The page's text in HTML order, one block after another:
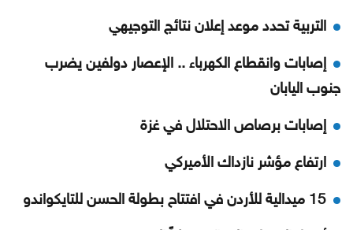
التربية تحدد موعد إعلان نتائج التوجيهي
إصابات وانقطاع الكهرباء .. الإعصار دولفين يضرب
جنوب اليابان
إصابات برصاص الاحتلال في غزة
ارتفاع مؤشر نازداك الأميركي
15 ميدالية للأردن في افتتاح بطولة الحسن للتايكواندو